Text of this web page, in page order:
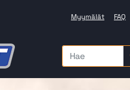
Myymälät FAQ